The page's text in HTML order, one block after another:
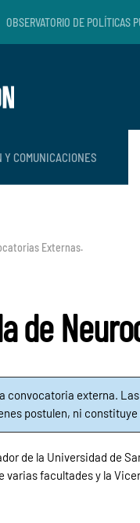
OBSERVATORIO DE POLÍTICAS
COMUNICACIONES
Externas.
de
convocatoria externa.
postulen, ni
de la Universidad de
varias facultades y la